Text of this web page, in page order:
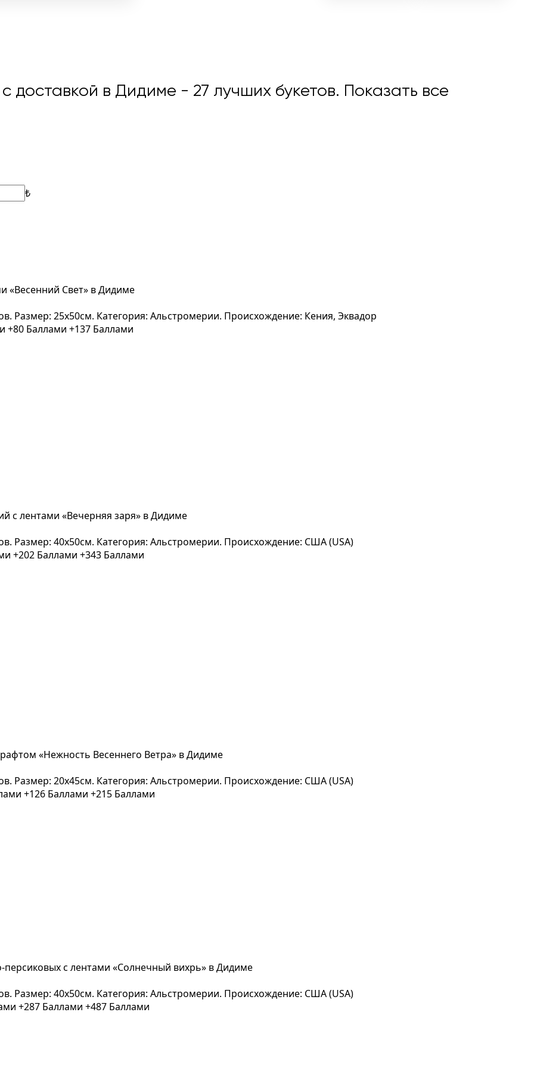
доставкой в Дидиме - 27 лучших букетов. Показать все
₺
«Весенний Свет» в Дидиме
Размер: 25x50см. Категория: Альстромерии. Происхождение: Кения, Эквадор
+80 Баллами +137 Баллами
с лентами «Вечерняя заря» в Дидиме
Размер: 40x50см. Категория: Альстромерии. Происхождение: США (USA)
+202 Баллами +343 Баллами
«Нежность Весеннего Ветра» в Дидиме
Размер: 20x45см. Категория: Альстромерии. Происхождение: США (USA)
+126 Баллами +215 Баллами
с лентами «Солнечный вихрь» в Дидиме
Размер: 40x50см. Категория: Альстромерии. Происхождение: США (USA)
+287 Баллами +487 Баллами